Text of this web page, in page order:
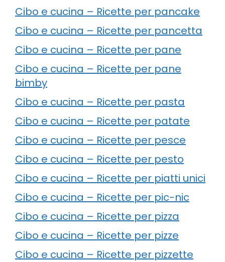
Cibo e cucina – Ricette per pancake
Cibo e cucina – Ricette per pancetta
Cibo e cucina – Ricette per pane
Cibo e cucina – Ricette per pane
bimby
Cibo e cucina – Ricette per pasta
Cibo e cucina – Ricette per patate
Cibo e cucina – Ricette per pesce
Cibo e cucina – Ricette per pesto
Cibo e cucina – Ricette per piatti unici
Cibo e cucina – Ricette per pic-nic
Cibo e cucina – Ricette per pizza
Cibo e cucina – Ricette per pizze
Cibo e cucina – Ricette per pizzette